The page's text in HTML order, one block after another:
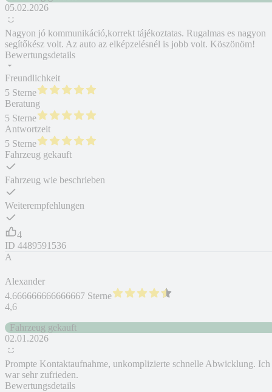
05.02.2026
Nagyon jó kommunikáció,korrekt tájékoztatas. Rugalmas es nagyon
segítőkész volt. Az auto az elképzelésnél is jobb volt. Köszönöm!
Bewertungsdetails
Freundlichkeit
5 Sterne
Beratung
5 Sterne
Antwortzeit
5 Sterne
Fahrzeug gekauft
Fahrzeug wie beschrieben
Weiterempfehlungen
4
ID 4489591536
A
Alexander
4.666666666666667 Sterne
4,6
Fahrzeug gekauft
02.01.2026
Prompte Kontaktaufnahme, unkomplizierte schnelle Abwicklung. Ich
war sehr zufrieden.
Bewertungsdetails